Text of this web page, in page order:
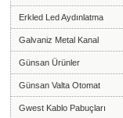
Erkled Led Aydınlatma
Galvaniz Metal Kanal
Günsan Ürünler
Günsan Valta Otomat
Gwest Kablo Pabuçları